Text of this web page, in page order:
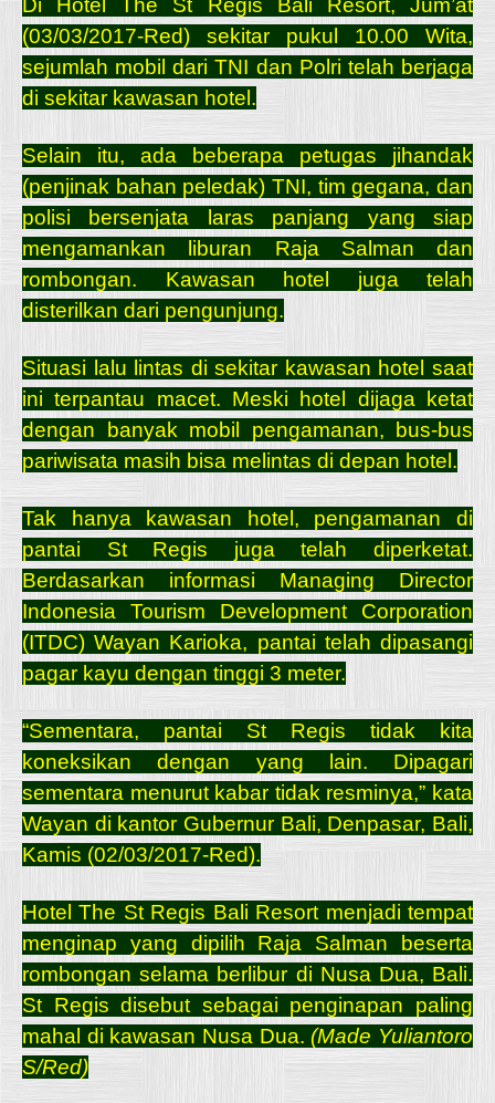
Di Hotel The St Regis Bali Resort, Jum’at
(03/03/2017-Red) sekitar pukul 10.00 Wita,
sejumlah mobil dari TNI dan Polri telah berjaga
di sekitar kawasan hotel.
Selain itu, ada beberapa petugas jihandak
(penjinak bahan peledak) TNI, tim gegana, dan
polisi bersenjata laras panjang yang siap
mengamankan liburan Raja Salman dan
rombongan. Kawasan hotel juga telah
disterilkan dari pengunjung.
Situasi lalu lintas di sekitar kawasan hotel saat
ini terpantau macet. Meski hotel dijaga ketat
dengan banyak mobil pengamanan, bus-bus
pariwisata masih bisa melintas di depan hotel.
Tak hanya kawasan hotel, pengamanan di
pantai St Regis juga telah diperketat.
Berdasarkan informasi Managing Director
Indonesia Tourism Development Corporation
(ITDC) Wayan Karioka, pantai telah dipasangi
pagar kayu dengan tinggi 3 meter.
“Sementara, pantai St Regis tidak kita
koneksikan dengan yang lain. Dipagari
sementara menurut kabar tidak resminya,” kata
Wayan di kantor Gubernur Bali, Denpasar, Bali,
Kamis (02/03/2017-Red).
Hotel The St Regis Bali Resort menjadi tempat
menginap yang dipilih Raja Salman beserta
rombongan selama berlibur di Nusa Dua, Bali.
St Regis disebut sebagai penginapan paling
mahal di kawasan Nusa Dua. (Made Yuliantoro
S/Red)